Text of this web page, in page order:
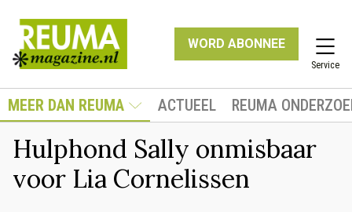
WORD ABONNEE
Service
MEER DAN REUMA ACTUEEL REUMA
Hulphond Sally onmisbaar
voor Lia Cornelissen